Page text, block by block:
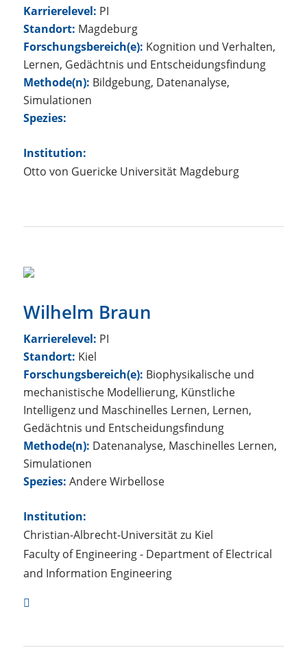
Karrierelevel: PI
Standort: Magdeburg
Forschungsbereich(e): Kognition und Verhalten,
Lernen, Gedächtnis und Entscheidungsfindung
Methode(n): Bildgebung, Datenanalyse,
Simulationen
Spezies:
Institution:
Otto von Guericke Universität Magdeburg
Wilhelm Braun
Karrierelevel: PI
Standort: Kiel
Forschungsbereich(e): Biophysikalische und
mechanistische Modellierung, Künstliche
Intelligenz und Maschinelles Lernen, Lernen,
Gedächtnis und Entscheidungsfindung
Methode(n): Datenanalyse, Maschinelles Lernen,
Simulationen
Spezies: Andere Wirbellose
Institution:
Christian-Albrecht-Universität zu Kiel
Faculty of Engineering - Department of Electrical
and Information Engineering